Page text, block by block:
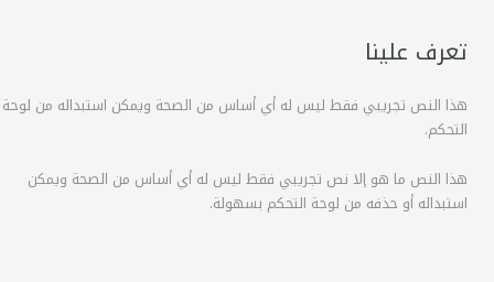
تعرف علينا
هذا النص تجريبي فقط ليس له أي أساس من الصحة ويمكن استبداله من لوحة
التحكم.
هذا النص ما هو إلا نص تجريبي فقط ليس له أي أساس من الصحة ويمكن
استبداله أو حذفه من لوحة التحكم بسهولة.